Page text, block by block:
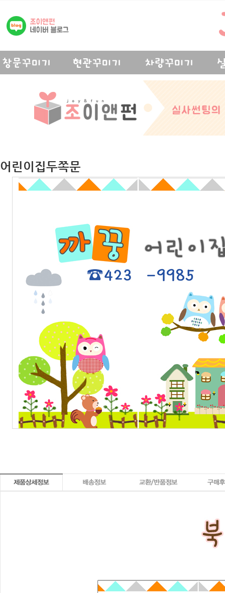
어린이집두쪽문